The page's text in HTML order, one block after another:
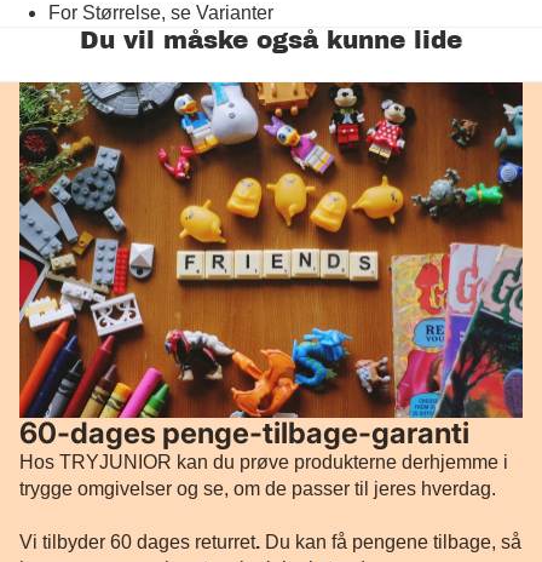
For Størrelse, se Varianter
Du vil måske også kunne lide
60-dages penge-tilbage-garanti
Hos TRYJUNIOR kan du prøve produkterne derhjemme i
trygge omgivelser og se, om de passer til jeres hverdag.
Vi tilbyder 60 dages returret. Du kan få pengene tilbage, så